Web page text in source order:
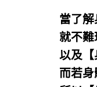
當了
就不難
以及
而若